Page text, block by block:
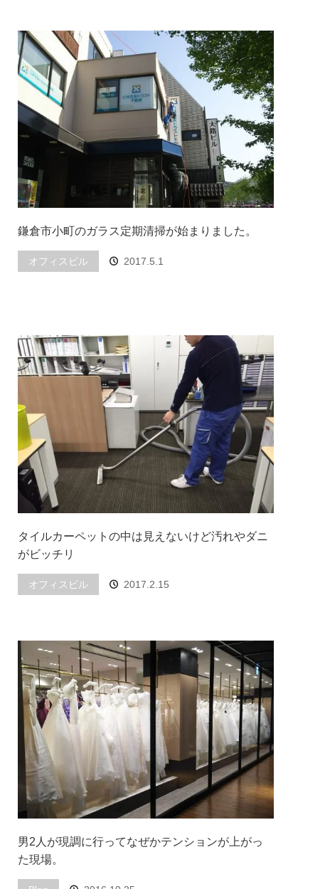
鎌倉市小町のガラス定期清掃が始まりました。
オフィスビル 2017.5.1
タイルカーペットの中は見えないけど汚れやダニ
がビッチリ
オフィスビル 2017.2.15
男2人が現調に行ってなぜかテンションが上がっ
た現場。